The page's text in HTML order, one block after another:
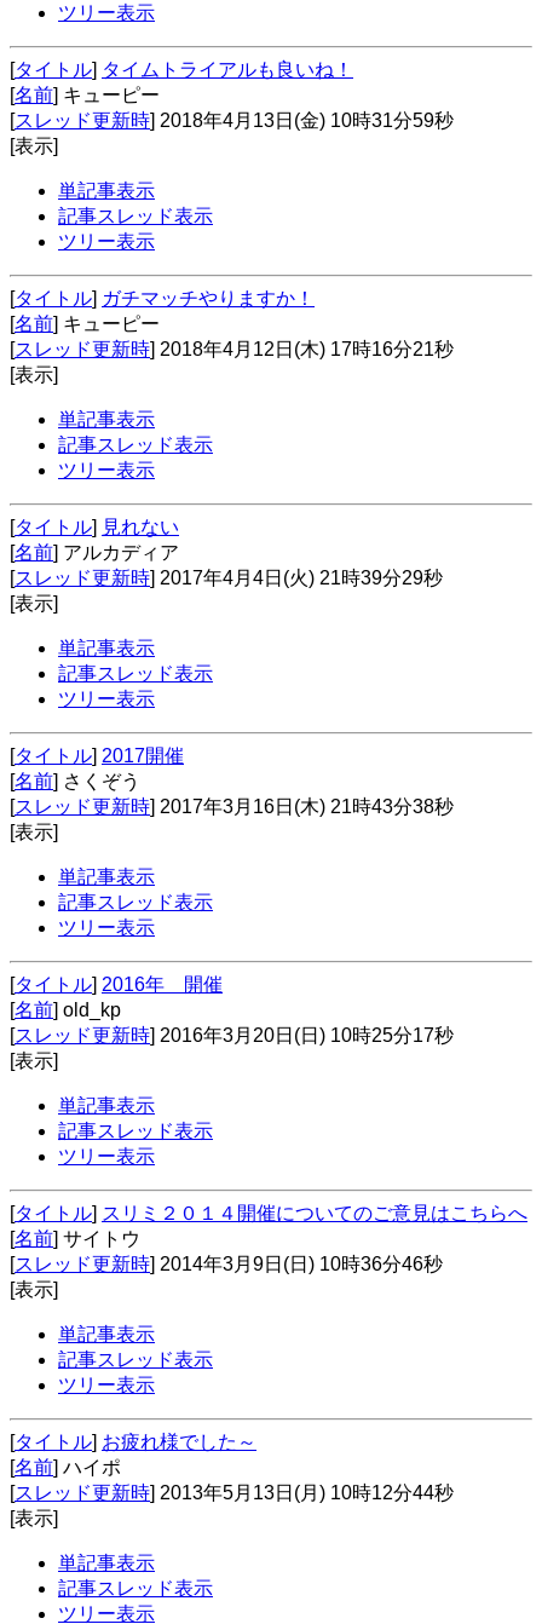
ツリー表示
[タイトル] タイムトライアルも良いね！
[名前] キューピー
[スレッド更新時] 2018年4月13日(金) 10時31分59秒
[表示]
単記事表示
記事スレッド表示
ツリー表示
[タイトル] ガチマッチやりますか！
[名前] キューピー
[スレッド更新時] 2018年4月12日(木) 17時16分21秒
[表示]
単記事表示
記事スレッド表示
ツリー表示
[タイトル] 見れない
[名前] アルカディア
[スレッド更新時] 2017年4月4日(火) 21時39分29秒
[表示]
単記事表示
記事スレッド表示
ツリー表示
[タイトル] 2017開催
[名前] さくぞう
[スレッド更新時] 2017年3月16日(木) 21時43分38秒
[表示]
単記事表示
記事スレッド表示
ツリー表示
[タイトル] 2016年 開催
[名前] old_kp
[スレッド更新時] 2016年3月20日(日) 10時25分17秒
[表示]
単記事表示
記事スレッド表示
ツリー表示
[タイトル] スリミ２０１４開催についてのご意見はこちらへ
[名前] サイトウ
[スレッド更新時] 2014年3月9日(日) 10時36分46秒
[表示]
単記事表示
記事スレッド表示
ツリー表示
[タイトル] お疲れ様でした～
[名前] ハイポ
[スレッド更新時] 2013年5月13日(月) 10時12分44秒
[表示]
単記事表示
記事スレッド表示
ツリー表示